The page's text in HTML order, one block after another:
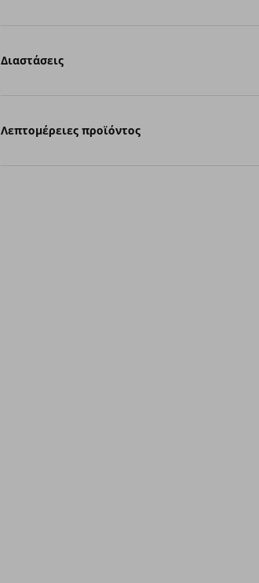
Διαστάσεις
Λεπτομέρειες προϊόντος